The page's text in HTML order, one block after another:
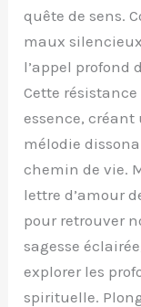
quête de sens.
maux
l’appel profond
Cette
essence,
mélodie
chemin de vie.
lettre d’amour
pour retrouver
sagesse
explorer les
spirituelle.